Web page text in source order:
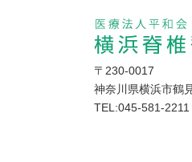
〒230-0017
神奈川県横浜市鶴
TEL:045-581-